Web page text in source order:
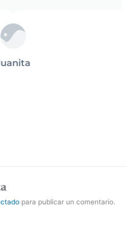
para publicar un comentario.